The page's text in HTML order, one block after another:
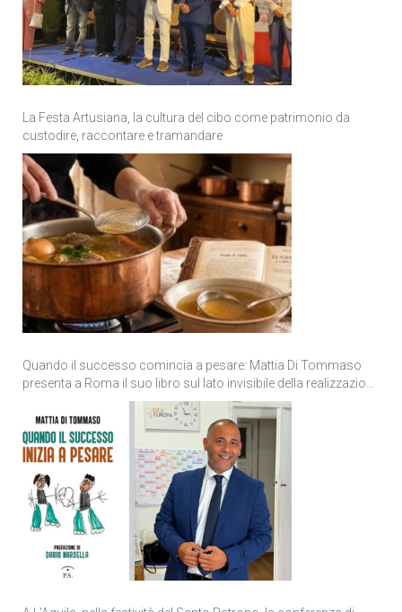
La Festa Artusiana, la cultura del cibo come patrimonio da
custodire, raccontare e tramandare
Quando il successo comincia a pesare: Mattia Di Tommaso
presenta a Roma il suo libro sul lato invisibile della realizzazione